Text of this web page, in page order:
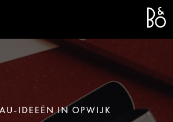
IDEEËN IN OPWIJK